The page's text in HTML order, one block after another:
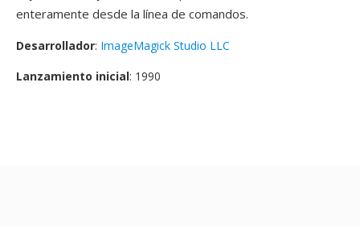
enteramente desde la línea de comandos.
Desarrollador: ImageMagick Studio LLC
Lanzamiento inicial: 1990